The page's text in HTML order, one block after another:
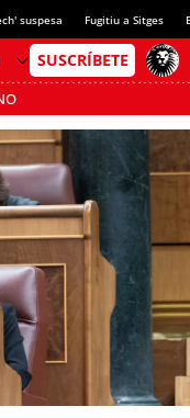
suspesa Fugitiu a Sitges